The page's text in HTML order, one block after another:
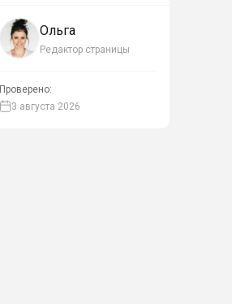
Ольга
Редактор страницы
Проверено:
3 августа 2026